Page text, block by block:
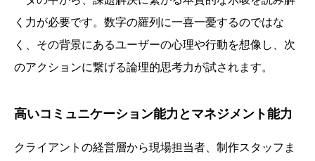
く力が必要です。数字の羅列に一喜一憂するのではな
く、その背景にあるユーザーの心理や行動を想像し、次
のアクションに繋げる論理的思考力が試されます。
高いコミュニケーション能力とマネジメント能力
クライアントの経営層から現場担当者、制作スタッフま